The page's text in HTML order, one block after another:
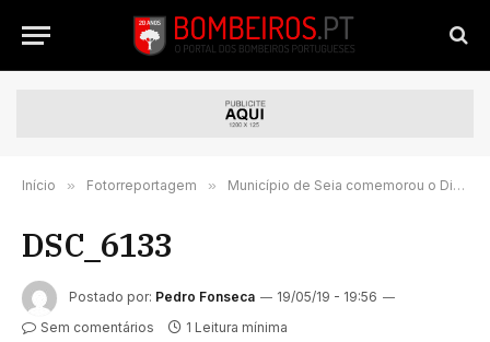
Início » Fotorreportagem » Município de Seia comemorou o Dia Municipal do Bombeiro | FOTORREPORTAGEM
DSC_6133
Postado por: Pedro Fonseca
19/05/19 - 19:56
Sem comentários
1 Leitura mínima